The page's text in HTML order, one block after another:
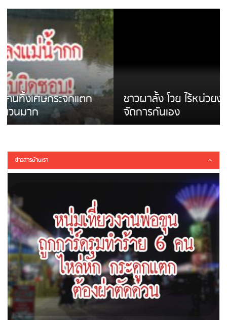
ชาวผาลั้ง โวย ไร้หน่วยงานดูแล ดินสไลด์ ต้อง
จัดการกันเอง
ข่าวสารบ้านเรา